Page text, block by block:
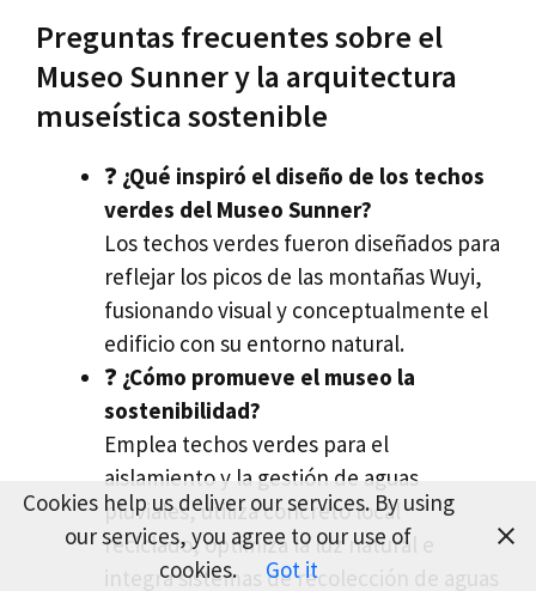
Preguntas frecuentes sobre el
Museo Sunner y la arquitectura
museística sostenible
❓ ¿Qué inspiró el diseño de los techos
verdes del Museo Sunner?
Los techos verdes fueron diseñados para
reflejar los picos de las montañas Wuyi,
fusionando visual y conceptualmente el
edificio con su entorno natural.
❓ ¿Cómo promueve el museo la
sostenibilidad?
Emplea techos verdes para el
aislamiento y la gestión de aguas
pluviales, utiliza concreto local
reciclado, optimiza la luz natural e
integra sistemas de recolección de aguas
Cookies help us deliver our services. By using
our services, you agree to our use of
cookies.
Got it